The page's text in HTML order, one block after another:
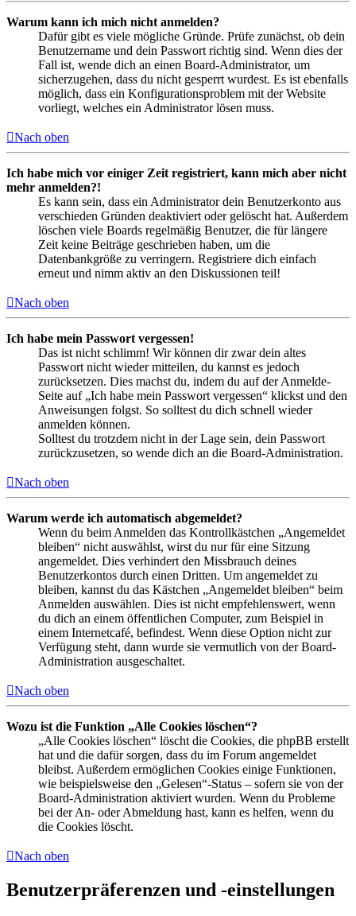
Warum kann ich mich nicht anmelden?
Dafür gibt es viele mögliche Gründe. Prüfe zunächst, ob dein
Benutzername und dein Passwort richtig sind. Wenn dies der
Fall ist, wende dich an einen Board-Administrator, um
sicherzugehen, dass du nicht gesperrt wurdest. Es ist ebenfalls
möglich, dass ein Konfigurationsproblem mit der Website
vorliegt, welches ein Administrator lösen muss.
Nach oben
Ich habe mich vor einiger Zeit registriert, kann mich aber nicht
mehr anmelden?!
Es kann sein, dass ein Administrator dein Benutzerkonto aus
verschieden Gründen deaktiviert oder gelöscht hat. Außerdem
löschen viele Boards regelmäßig Benutzer, die für längere
Zeit keine Beiträge geschrieben haben, um die
Datenbankgröße zu verringern. Registriere dich einfach
erneut und nimm aktiv an den Diskussionen teil!
Nach oben
Ich habe mein Passwort vergessen!
Das ist nicht schlimm! Wir können dir zwar dein altes
Passwort nicht wieder mitteilen, du kannst es jedoch
zurücksetzen. Dies machst du, indem du auf der Anmelde-
Seite auf „Ich habe mein Passwort vergessen“ klickst und den
Anweisungen folgst. So solltest du dich schnell wieder
anmelden können.
Solltest du trotzdem nicht in der Lage sein, dein Passwort
zurückzusetzen, so wende dich an die Board-Administration.
Nach oben
Warum werde ich automatisch abgemeldet?
Wenn du beim Anmelden das Kontrollkästchen „Angemeldet
bleiben“ nicht auswählst, wirst du nur für eine Sitzung
angemeldet. Dies verhindert den Missbrauch deines
Benutzerkontos durch einen Dritten. Um angemeldet zu
bleiben, kannst du das Kästchen „Angemeldet bleiben“ beim
Anmelden auswählen. Dies ist nicht empfehlenswert, wenn
du dich an einem öffentlichen Computer, zum Beispiel in
einem Internetcafé, befindest. Wenn diese Option nicht zur
Verfügung steht, dann wurde sie vermutlich von der Board-
Administration ausgeschaltet.
Nach oben
Wozu ist die Funktion „Alle Cookies löschen“?
„Alle Cookies löschen“ löscht die Cookies, die phpBB erstellt
hat und die dafür sorgen, dass du im Forum angemeldet
bleibst. Außerdem ermöglichen Cookies einige Funktionen,
wie beispielsweise den „Gelesen“-Status – sofern sie von der
Board-Administration aktiviert wurden. Wenn du Probleme
bei der An- oder Abmeldung hast, kann es helfen, wenn du
die Cookies löscht.
Nach oben
Benutzerpräferenzen und -einstellungen